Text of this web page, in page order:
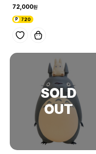
72,000
720